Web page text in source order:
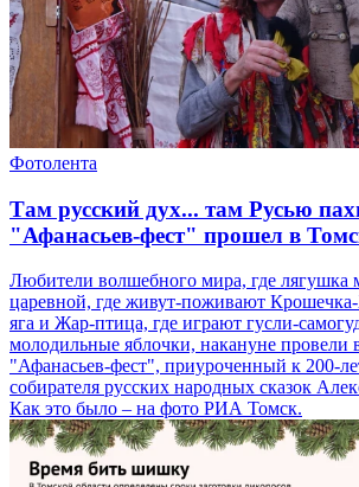
Фотолента
Там русский дух... там Русью
"Афанасьев-фест" прошел в
Любители волшебного мира, где лягушка
царевной, где живут-поживают
яга и Жар-птица, где играют гусли-
молодильные яблочки, накануне провели
"Афанасьев-фест", приуроченный к 200-
собирателя русских народных сказок
Как это было – на фото РИА Томск.